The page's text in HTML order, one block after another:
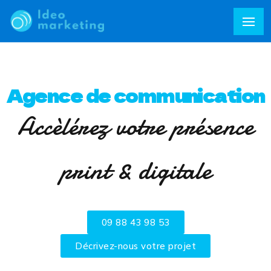
Agence de communication
Accèlérez votre présence
print & digitale
09 88 43 98 53
Décrivez-nous votre projet